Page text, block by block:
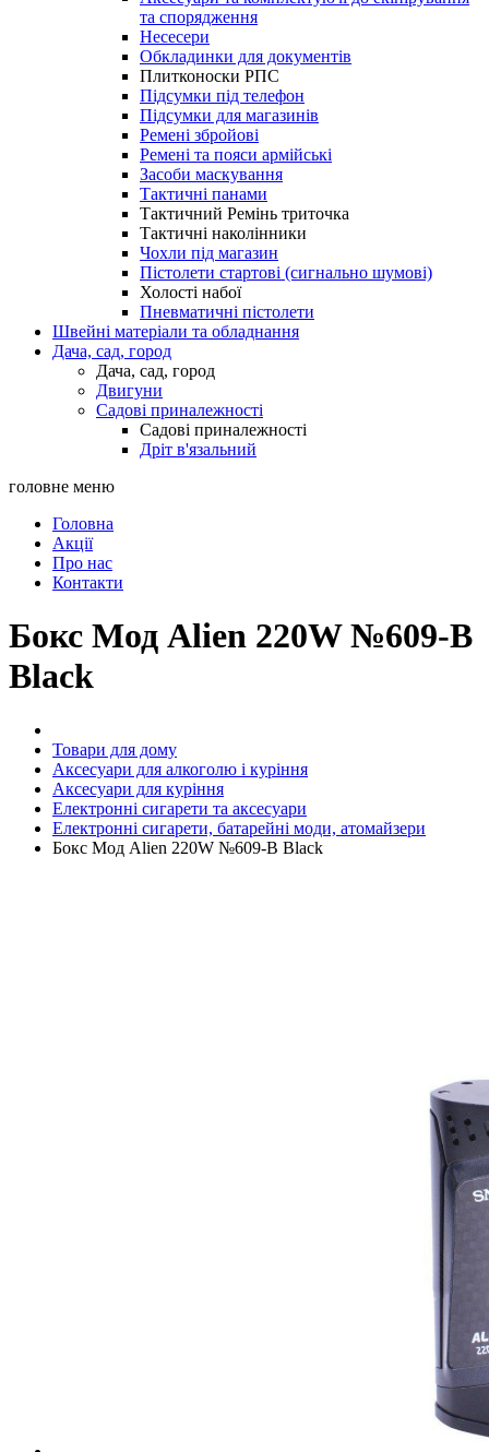
та спорядження
Несесери
Обкладинки для документів
Плитконоски РПС
Підсумки під телефон
Підсумки для магазинів
Ремені збройові
Ремені та пояси армійські
Засоби маскування
Тактичні панами
Тактичний Ремінь триточка
Тактичні наколінники
Чохли під магазин
Пістолети стартові (сигнально шумові)
Холості набої
Пневматичні пістолети
Швейні матеріали та обладнання
Дача, сад, город
Дача, сад, город
Двигуни
Садові приналежності
Садові приналежності
Дріт в'язальний
головне меню
Головна
Акції
Про нас
Контакти
Бокс Мод Alien 220W №609-B
Black
Товари для дому
Аксесуари для алкоголю і куріння
Аксесуари для куріння
Електронні сигарети та аксесуари
Електронні сигарети, батарейні моди, атомайзери
Бокс Мод Alien 220W №609-B Black